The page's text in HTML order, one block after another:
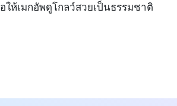
ห้เมกอัพดูโกลว์สวยเป็นธรรมชาติ